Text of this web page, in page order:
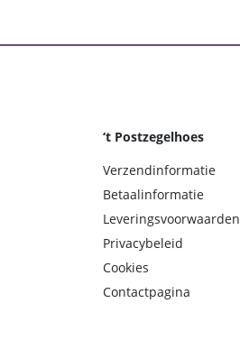
‘t Postzegelhoes
Verzendinformatie
Betaalinformatie
Leveringsvoorwaarden
Privacybeleid
Cookies
Contactpagina